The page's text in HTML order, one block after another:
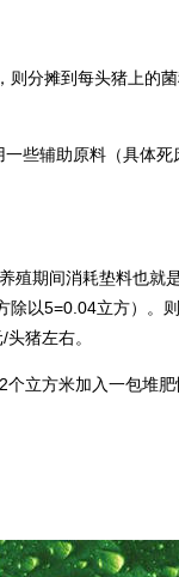
分摊到每头猪上的菌
些辅助原料（具体死
期间消耗垫料也就是
除以5=0.04立方）。
猪左右。
立方米加入一包堆肥